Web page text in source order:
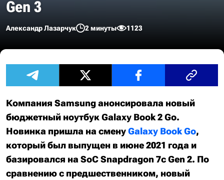
Gen 3
Александр Лазарчук 2 минуты 1123
Компания Samsung анонсировала новый
бюджетный ноутбук Galaxy Book 2 Go.
Новинка пришла на сменуGalaxy Book Go,
который был выпущен в июне 2021 года и
базировался на SoC Snapdragon 7c Gen 2. По
сравнению с предшественником, новый